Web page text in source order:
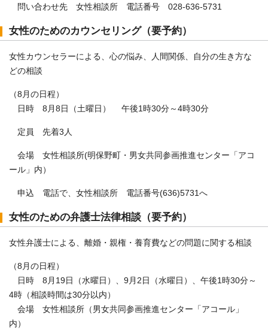
問い合わせ先 女性相談所 電話番号 028-636-5731
女性のためのカウンセリング（要予約）
女性カウンセラーによる、心の悩み、人間関係、自分の生き方な
どの相談
（8月の日程）
日時 8月8日（土曜日） 午後1時30分～4時30分
定員 先着3人
会場 女性相談所(明保野町・男女共同参画推進センター「アコ
ール」内）
申込 電話で、女性相談所 電話番号(636)5731へ
女性のための弁護士法律相談（要予約）
女性弁護士による、離婚・親権・養育費などの問題に関する相談
（8月の日程）
日時 8月19日（水曜日）、9月2日（水曜日）、午後1時30分～
4時（相談時間は30分以内）
会場 女性相談所（男女共同参画推進センター「アコール」
内）